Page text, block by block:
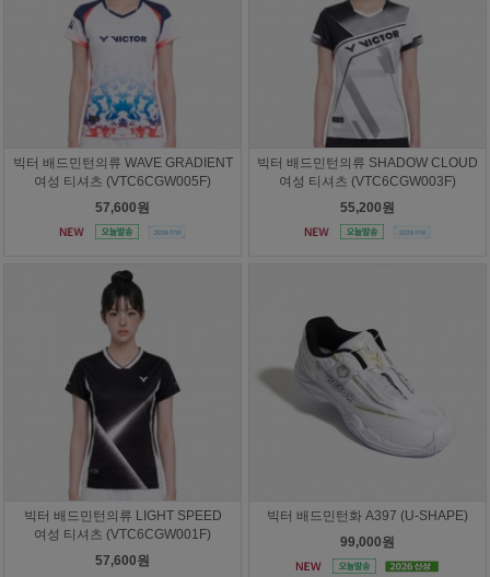
빅터 배드민턴의류 WAVE GRADIENT
여성 티셔츠 (VTC6CGW005F)
57,600원
빅터 배드민턴의류 SHADOW CLOUD
여성 티셔츠 (VTC6CGW003F)
55,200원
빅터 배드민턴의류 LIGHT SPEED
여성 티셔츠 (VTC6CGW001F)
57,600원
빅터 배드민턴화 A397 (U-SHAPE)
99,000원